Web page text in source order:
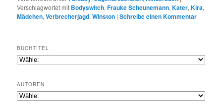
Verschlagwortet mit Bodyswitch,Frauke Scheunemann,Kater,Kira,
Mädchen,Verbrecherjagd,Winston |Schreibe einen Kommentar
BUCHTITEL
AUTOREN